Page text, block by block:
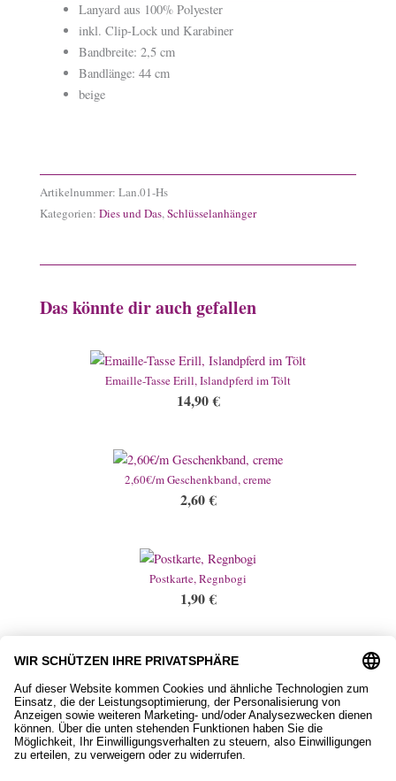
Lanyard aus 100% Polyester
inkl. Clip-Lock und Karabiner
Bandbreite: 2,5 cm
Bandlänge: 44 cm
beige
Artikelnummer: Lan.01-Hs
Kategorien: Dies und Das,Schlüsselanhänger
Das könnte dir auch gefallen
Emaille-Tasse Erill, Islandpferd im Tölt
14,90€
2,60€/m Geschenkband, creme
2,60€
Postkarte, Regnbogi
1,90€
17,90€